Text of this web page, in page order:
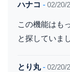
ハナコ - 02/20/
この機能はも
と探していま
とり丸- 02/20/